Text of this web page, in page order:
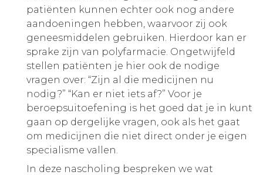
patiënten kunnen echter ook nog andere
aandoeningen hebben, waarvoor zij ook
geneesmiddelen gebruiken. Hierdoor kan er
sprake zijn van polyfarmacie. Ongetwijfeld
stellen patiënten je hier ook de nodige
vragen over: “Zijn al die medicijnen nu
nodig?” “Kan er niet iets af?” Voor je
beroepsuitoefening is het goed dat je in kunt
gaan op dergelijke vragen, ook als het gaat
om medicijnen die niet direct onder je eigen
specialisme vallen.
In deze nascholing bespreken we wat